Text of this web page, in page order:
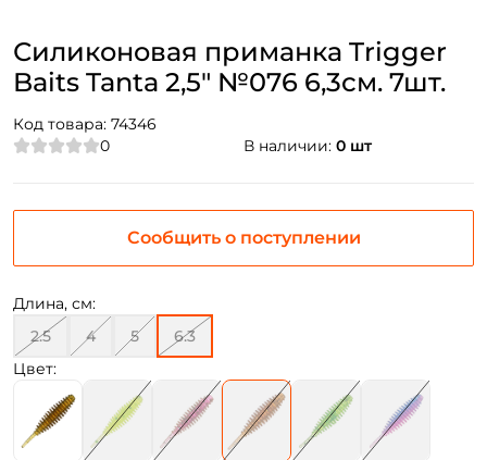
Силиконовая приманка Trigger
Baits Tanta 2,5" №076 6,3см. 7шт.
Код товара: 74346
0
В наличии: 0 шт
Длина, см:
2.5
4 5
6.3
Цвет:
Сообщить о поступлении